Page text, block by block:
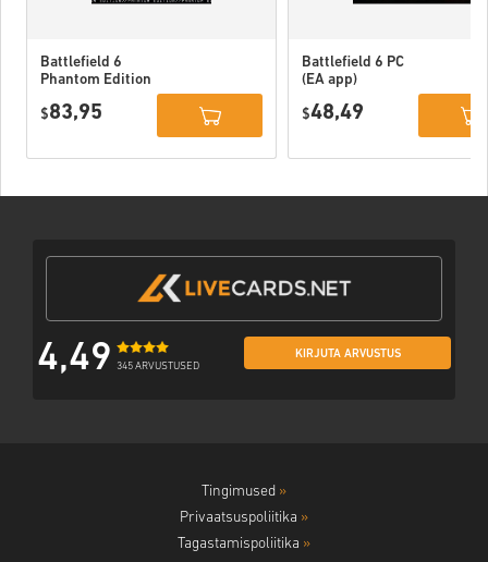
Battlefield 6
Phantom Edition
$83,95
Battlefield 6 PC
(EA app)
$48,49
4,49 345 ARVUSTUSED
KIRJUTA ARVUSTUS
Tingimused »
Privaatsuspoliitika »
Tagastamispoliitika »